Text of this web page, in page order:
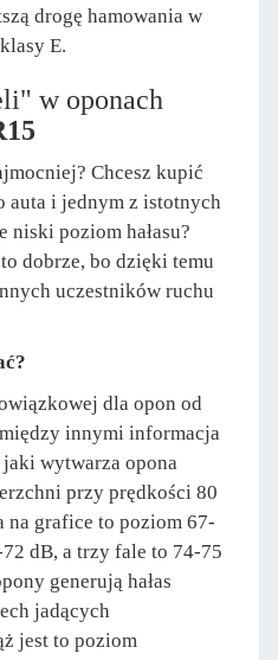
drogę hamowania w
E.
w oponach
Chcesz kupić
auta i jednym z istotnych
poziom hałasu?
dobrze, bo dzięki temu
uczestników ruchu
dla opon od
innymi informacja
jaki wytwarza opona
przy prędkości 80
na grafice to poziom 67-
dB, a trzy fale to 74-75
generują hałas
jadących
jest to poziom